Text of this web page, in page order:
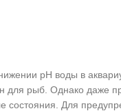
pH воды в
для рыб. Однако даже
Для